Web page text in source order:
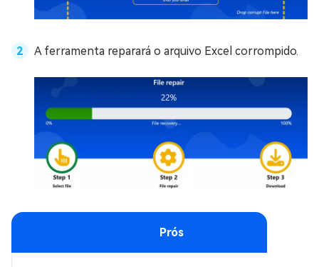
A ferramenta reparará o arquivo Excel corrompido.
Prós